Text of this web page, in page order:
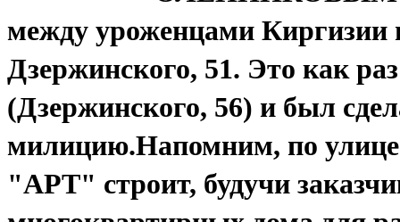
между уроженцами Киргизии
Дзержинского, 51. Это как
(Дзержинского, 56) и был
милицию.Напомним, по
"АРТ" строит, будучи